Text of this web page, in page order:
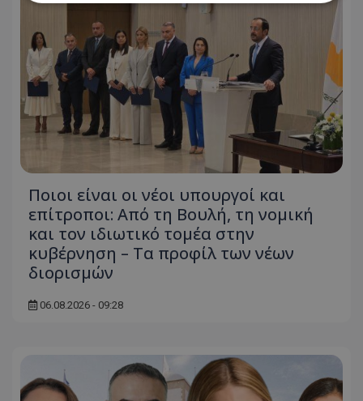
Ποιοι είναι οι νέοι υπουργοί και
επίτροποι: Από τη Βουλή, τη νομική
και τον ιδιωτικό τομέα στην
κυβέρνηση – Τα προφίλ των νέων
διορισμών
06.08.2026 - 09:28
Απολύτως απαραίτητα
Απόδοσης
Στόχευσης
Λειτουργικότητας
Μη ταξινομημένα
Τα απολύτως απαραίτητα cookies επιτρέπουν
βασικές λειτουργίες του ιστότοπου, όπως τη
σύνδεση χρήστη και τη διαχείριση λογαριασμού.
Ο ιστότοπος δεν μπορεί να χρησιμοποιηθεί σωστά
χωρίς τα απολύτως απαραίτητα cookies.
Ονοματεπώνυμο
Προμηθευτής
usprivacy
.lifenewscy.tothemaonline.com
ASP.NET_SessionId
Microsoft Corporation